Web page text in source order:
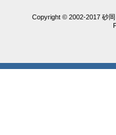
Copyright © 2002-2017 砂